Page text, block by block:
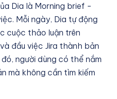
Dia là Morning brief -
Mỗi ngày, Dia tự động
cuộc thảo luận trên
đầu việc Jira thành bản
người dùng có thể nắm
mà không cần tìm kiếm